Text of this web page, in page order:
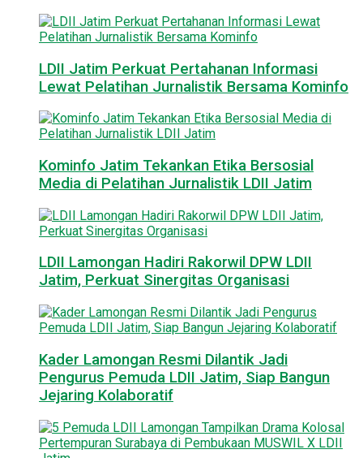
LDII Jatim Perkuat Pertahanan Informasi
Lewat Pelatihan Jurnalistik Bersama Kominfo
Kominfo Jatim Tekankan Etika Bersosial
Media di Pelatihan Jurnalistik LDII Jatim
LDII Lamongan Hadiri Rakorwil DPW LDII
Jatim, Perkuat Sinergitas Organisasi
Kader Lamongan Resmi Dilantik Jadi
Pengurus Pemuda LDII Jatim, Siap Bangun
Jejaring Kolaboratif